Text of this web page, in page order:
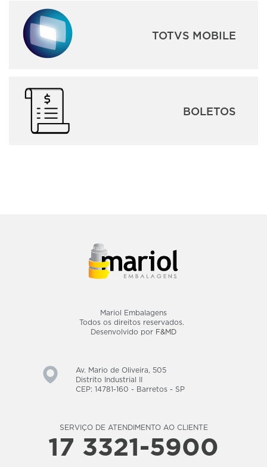
TOTVS MOBILE
BOLETOS
Mariol Embalagens
Todos os direitos reservados.
Desenvolvido por F&MD
Av. Mario de Oliveira, 505
Distrito Industrial II
CEP: 14781-160 - Barretos - SP
SERVIÇO DE ATENDIMENTO AO CLIENTE
17 3321-5900